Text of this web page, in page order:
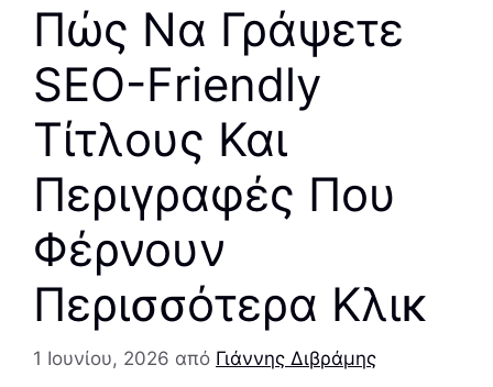
Πώς Να Γράψετε
SEO-Friendly
Τίτλους Και
Περιγραφές Που
Φέρνουν
Περισσότερα Κλικ
1 Ιουνίου, 2026 από Γιάννης Διβράμης